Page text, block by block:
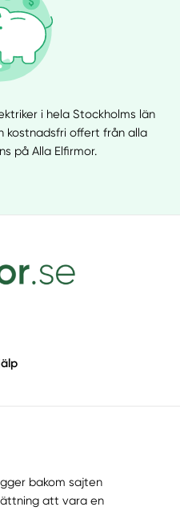
i hela Stockholms län
kostnadsfri offert från alla
på Alla Elfirmor.
bakom sajten
att vara en